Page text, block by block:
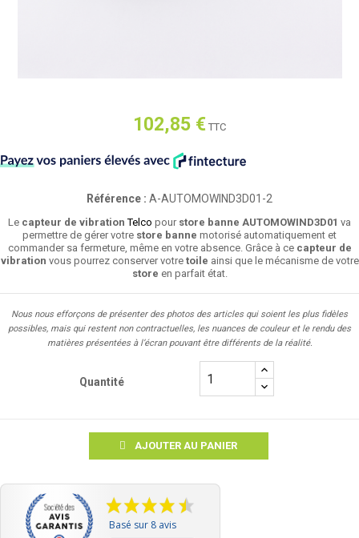
102,85 € TTC
Référence : A-AUTOMOWIND3D01-2
Le capteur de vibration Telco pour store banne AUTOMOWIND3D01 va
permettre de gérer votre store banne motorisé automatiquement et
commander sa fermeture, même en votre absence. Grâce à ce capteur de
vibration vous pourrez conserver votre toile ainsi que le mécanisme de votre
store en parfait état.
Nous nous efforçons de présenter des photos des articles qui soient les plus fidèles
possibles, mais qui restent non contractuelles, les nuances de couleur et le rendu des
matières présentées à l’écran pouvant être différents de la réalité.
Quantité
AJOUTER AU PANIER
Basé sur 8 avis